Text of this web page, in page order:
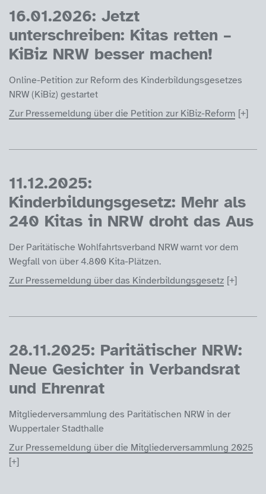
16.01.2026: Jetzt
unterschreiben: Kitas retten –
KiBiz NRW besser machen!
Online-Petition zur Reform des Kinderbildungsgesetzes
NRW (KiBiz) gestartet
Zur Pressemeldung über die Petition zur KiBiz-Reform
11.12.2025:
Kinderbildungsgesetz: Mehr als
240 Kitas in NRW droht das Aus
Der Paritätische Wohlfahrtsverband NRW warnt vor dem
Wegfall von über 4.800 Kita-Plätzen.
Zur Pressemeldung über das Kinderbildungsgesetz
28.11.2025: Paritätischer NRW:
Neue Gesichter in Verbandsrat
und Ehrenrat
Mitgliederversammlung des Paritätischen NRW in der
Wuppertaler Stadthalle
Zur Pressemeldung über die Mitgliederversammlung 2025